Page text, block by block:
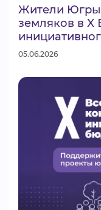
БАЗА
Жители Югры
земляков в X
05.06.2026